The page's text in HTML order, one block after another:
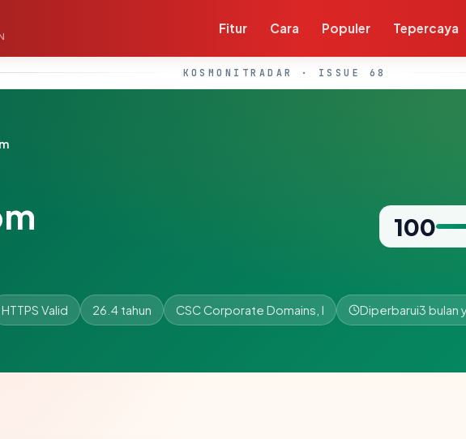
Fitur Cara Populer Tepercaya
KOSMONITRADAR · ISSUE 68
100
HTTPS Valid 26.4 tahun CSC Corporate Domains, I Diperbarui3 bulan